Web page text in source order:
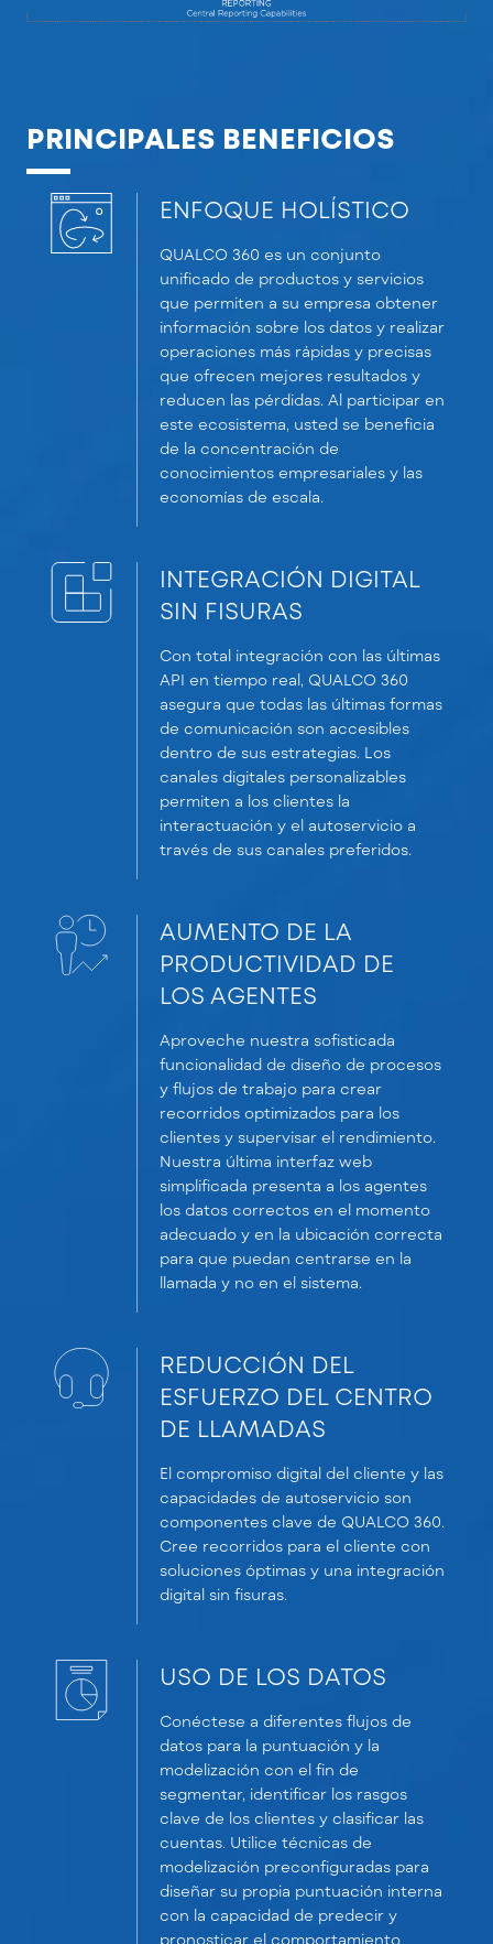
PRINCIPALES BENEFICIOS
ENFOQUE HOLÍSTICO
QUALCO 360 es un conjunto
unificado de productos y servicios
que permiten a su empresa obtener
información sobre los datos y realizar
operaciones más rápidas y precisas
que ofrecen mejores resultados y
reducen las pérdidas. Al participar en
este ecosistema, usted se beneficia
de la concentración de
conocimientos empresariales y las
economías de escala.
INTEGRACIÓN DIGITAL
SIN FISURAS
Con total integración con las últimas
API en tiempo real, QUALCO 360
asegura que todas las últimas formas
de comunicación son accesibles
dentro de sus estrategias. Los
canales digitales personalizables
permiten a los clientes la
interactuación y el autoservicio a
través de sus canales preferidos.
AUMENTO DE LA
PRODUCTIVIDAD DE
LOS AGENTES
Aproveche nuestra sofisticada
funcionalidad de diseño de procesos
y flujos de trabajo para crear
recorridos optimizados para los
clientes y supervisar el rendimiento.
Nuestra última interfaz web
simplificada presenta a los agentes
los datos correctos en el momento
adecuado y en la ubicación correcta
para que puedan centrarse en la
llamada y no en el sistema.
REDUCCIÓN DEL
ESFUERZO DEL CENTRO
DE LLAMADAS
El compromiso digital del cliente y las
capacidades de autoservicio son
componentes clave de QUALCO 360.
Cree recorridos para el cliente con
soluciones óptimas y una integración
digital sin fisuras.
USO DE LOS DATOS
Conéctese a diferentes flujos de
datos para la puntuación y la
modelización con el fin de
segmentar, identificar los rasgos
clave de los clientes y clasificar las
cuentas. Utilice técnicas de
modelización preconfiguradas para
diseñar su propia puntuación interna
con la capacidad de predecir y
pronosticar el comportamiento